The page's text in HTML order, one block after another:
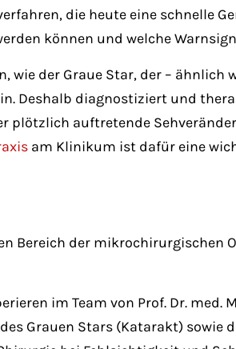
die heute eine schnelle
können und welche
der Graue Star, der – ähnlich
Deshalb diagnostiziert und
plötzlich auftretende
am Klinikum ist dafür eine
Bereich der mikrochirurgischen
im Team von Prof. Dr. med.
Grauen Stars (Katarakt) sowie